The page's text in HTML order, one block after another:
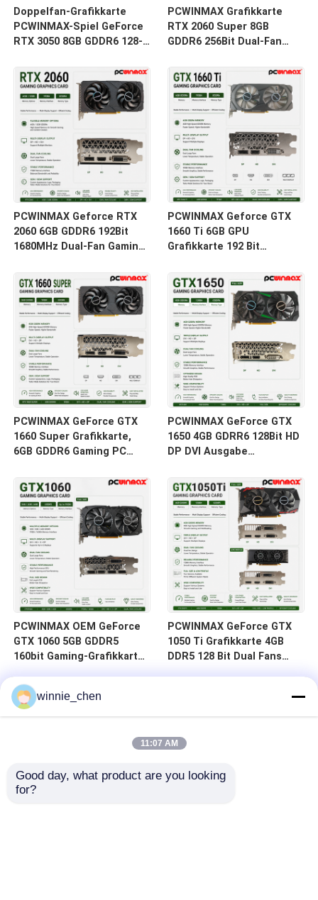
Doppelfan-Grafikkarte
PCWINMAX-Spiel GeForce
RTX 3050 8GB GDDR6 128-
Spiel
PCWINMAX Grafikkarte
RTX 2060 Super 8GB
GDDR6 256Bit Dual-Fan
Tracing für Gaming PC
OEM Großhandel
PCWINMAX Geforce RTX
2060 6GB GDDR6 192Bit
1680MHz Dual-Fan Gaming
auf Lager für Desktop-
Computer
PCWINMAX Geforce GTX
1660 Ti 6GB GPU
Grafikkarte 192 Bit
DVI 14Gbps Speicher
PCWINMAX GeForce GTX
1660 Super Grafikkarte,
6GB GDDR6 Gaming PC
PCIe 3.0 x16 1660S
Spielkarten
PCWINMAX GeForce GTX
1650 4GB GDRR6 128Bit HD
DP DVI Ausgabe
VR Ready OC Grafikkarte
PCWINMAX OEM GeForce
GTX 1060 5GB GDDR5
160bit Gaming-Grafikkarte
DP DVI-Ausgabe-Video-
Karte
PCWINMAX GeForce GTX
1050 Ti Grafikkarte 4GB
DDR5 128 Bit Dual Fans
winnie_chen
11:07 AM
Good day, what product are you looking
for?